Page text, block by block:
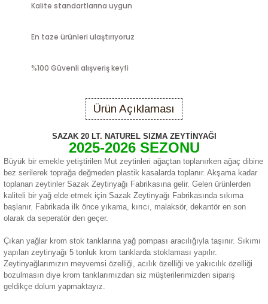
Kalite standartlarına uygun
En taze ürünleri ulaştırıyoruz
%100 Güvenli alışveriş keyfi
Ürün Açıklaması
SAZAK 20 LT. NATUREL SIZMA ZEYTİNYAĞI
2025-2026 SEZONU
Büyük bir emekle yetiştirilen Mut zeytinleri ağaçtan toplanırken ağaç dibine
bez serilerek toprağa değmeden plastik kasalarda toplanır. Akşama kadar
toplanan zeytinler Sazak Zeytinyağı Fabrikasına gelir. Gelen ürünlerden
kaliteli bir yağ elde etmek için Sazak Zeytinyağı Fabrikasında sıkıma
başlanır. Fabrikada ilk önce yıkama, kırıcı, malaksör, dekantör en son
olarak da seperatör den geçer.
Çıkan yağlar krom stok tanklarına yağ pompası aracılığıyla taşınır. Sıkımı
yapılan zeytinyağı 5 tonluk krom tanklarda stoklaması yapılır.
Zeytinyağlarımızın meyvemsi özelliği, acılık özelliği ve yakıcılık özelliği
bozulmasın diye krom tanklarımızdan siz müşterilerimizden sipariş
geldikçe dolum yapmaktayız.